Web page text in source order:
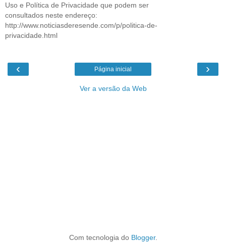
Uso e Política de Privacidade que podem ser
consultados neste endereço:
http://www.noticiasderesende.com/p/politica-de-
privacidade.html
‹ ›
Página inicial
Ver a versão da Web
Com tecnologia do Blogger.